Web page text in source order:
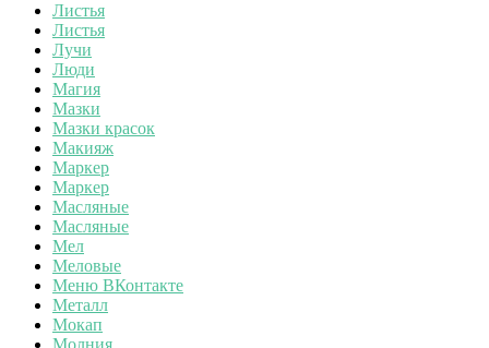
Листья
Листья
Лучи
Люди
Магия
Мазки
Мазки красок
Макияж
Маркер
Маркер
Масляные
Масляные
Мел
Меловые
Меню ВКонтакте
Металл
Мокап
Молния